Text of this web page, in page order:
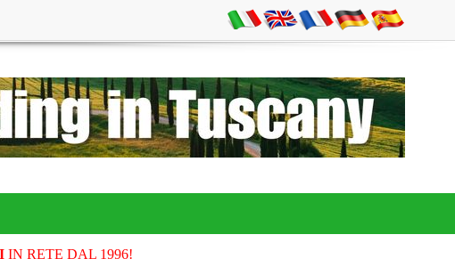
IN RETE DAL 1996!